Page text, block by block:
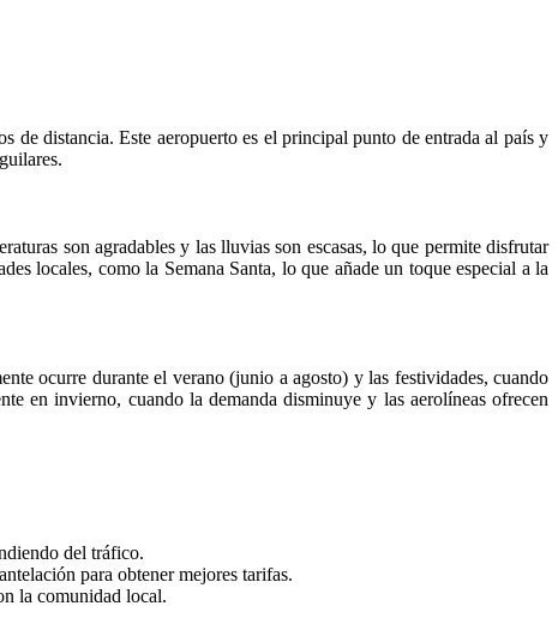
de distancia. Este aeropuerto es el principal punto de entrada al país y
son agradables y las lluvias son escasas, lo que permite disfrutar
locales, como la Semana Santa, lo que añade un toque especial a la
ocurre durante el verano (junio a agosto) y las festividades, cuando
en invierno, cuando la demanda disminuye y las aerolíneas ofrecen
del tráfico.
para obtener mejores tarifas.
la comunidad local.